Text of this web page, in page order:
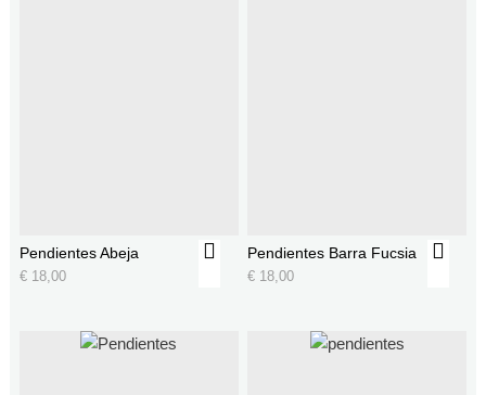
Pendientes Abeja
€18,00
Pendientes Barra Fucsia
€ 18,00